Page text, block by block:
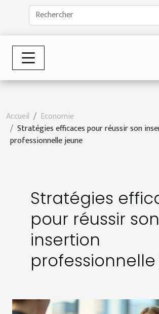
Accueil
Economie
Stratégies efficaces pour réussir son
professionnelle jeune
Stratégies
pour réussir son
insertion